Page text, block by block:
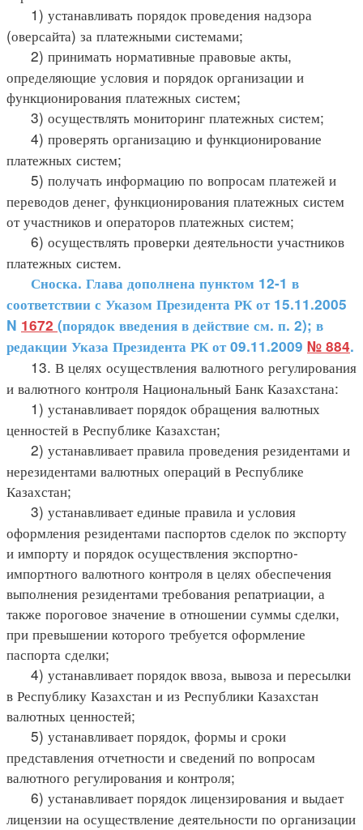
1) устанавливать порядок проведения надзора
(оверсайта) за платежными системами;
2) принимать нормативные правовые акты,
определяющие условия и порядок организации и
функционирования платежных систем;
3) осуществлять мониторинг платежных систем;
4) проверять организацию и функционирование
платежных систем;
5) получать информацию по вопросам платежей и
переводов денег, функционирования платежных систем
от участников и операторов платежных систем;
6) осуществлять проверки деятельности участников
платежных систем.
Сноска. Глава дополнена пунктом 12-1 в
соответствии с Указом Президента РК от 15.11.2005
N 1672 (порядок введения в действие см. п. 2); в
редакции Указа Президента РК от 09.11.2009 № 884.
13. В целях осуществления валютного регулирования
и валютного контроля Национальный Банк Казахстана:
1) устанавливает порядок обращения валютных
ценностей в Республике Казахстан;
2) устанавливает правила проведения резидентами и
нерезидентами валютных операций в Республике
Казахстан;
3) устанавливает единые правила и условия
оформления резидентами паспортов сделок по экспорту
и импорту и порядок осуществления экспортно-
импортного валютного контроля в целях обеспечения
выполнения резидентами требования репатриации, а
также пороговое значение в отношении суммы сделки,
при превышении которого требуется оформление
паспорта сделки;
4) устанавливает порядок ввоза, вывоза и пересылки
в Республику Казахстан и из Республики Казахстан
валютных ценностей;
5) устанавливает порядок, формы и сроки
представления отчетности и сведений по вопросам
валютного регулирования и контроля;
6) устанавливает порядок лицензирования и выдает
лицензии на осуществление деятельности по организации